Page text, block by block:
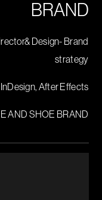
BRAND
Design- Brand
strategy
After Effects
AND SHOE BRAND